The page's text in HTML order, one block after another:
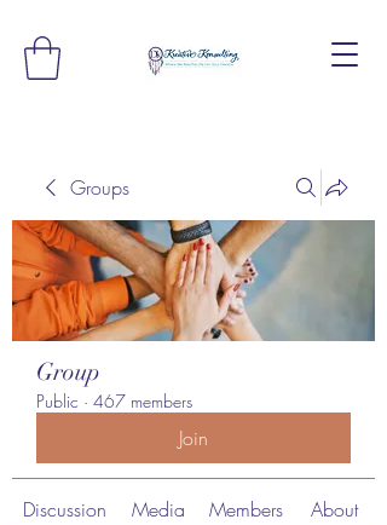
Groups
Group
Public · 467 members
Join
Discussion Media Members About